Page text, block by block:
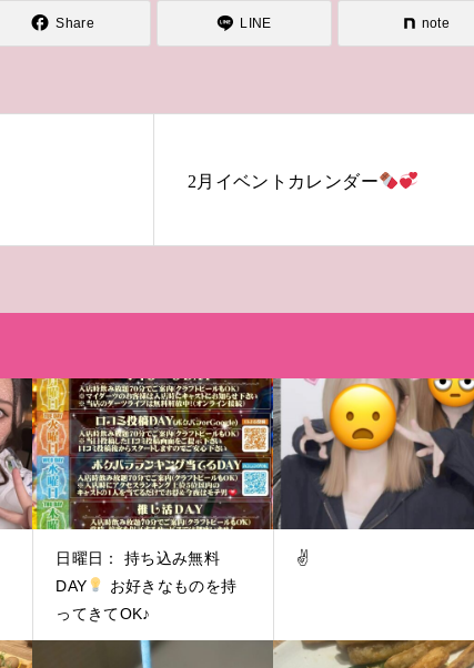
Share LINE note
2月イベントカレンダー
日曜日： 持ち込み無料
DAY
お好きなものを持
ってきてOK♪
✌️